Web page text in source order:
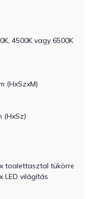
4500K vagy 6500K
(HxSzxM)
(HxSz)
toalettasztal tükörrel
LED világítás